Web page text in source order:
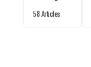
58 Articles